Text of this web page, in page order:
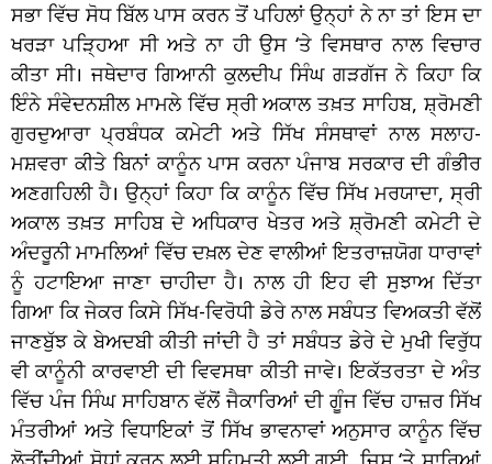
ਸਭਾ ਵਿੱਚ ਸੋਧ ਬਿੱਲ ਪਾਸ ਕਰਨ ਤੋਂ ਪਹਿਲਾਂ ਉਨ੍ਹਾਂ ਨੇ ਨਾ ਤਾਂ ਇਸ ਦਾ
ਖਰੜਾ ਪੜ੍ਹਿਆ ਸੀ ਅਤੇ ਨਾ ਹੀ ਉਸ ‘ਤੇ ਵਿਸਥਾਰ ਨਾਲ ਵਿਚਾਰ
ਕੀਤਾ ਸੀ। ਜਥੇਦਾਰ ਗਿਆਨੀ ਕੁਲਦੀਪ ਸਿੰਘ ਗੜਗੱਜ ਨੇ ਕਿਹਾ ਕਿ
ਇੰਨੇ ਸੰਵੇਦਨਸ਼ੀਲ ਮਾਮਲੇ ਵਿੱਚ ਸ੍ਰੀ ਅਕਾਲ ਤਖ਼ਤ ਸਾਹਿਬ, ਸ਼੍ਰੋਮਣੀ
ਗੁਰਦੁਆਰਾ ਪ੍ਰਬੰਧਕ ਕਮੇਟੀ ਅਤੇ ਸਿੱਖ ਸੰਸਥਾਵਾਂ ਨਾਲ ਸਲਾਹ-
ਮਸ਼ਵਰਾ ਕੀਤੇ ਬਿਨਾਂ ਕਾਨੂੰਨ ਪਾਸ ਕਰਨਾ ਪੰਜਾਬ ਸਰਕਾਰ ਦੀ ਗੰਭੀਰ
ਅਣਗਹਿਲੀ ਹੈ। ਉਨ੍ਹਾਂ ਕਿਹਾ ਕਿ ਕਾਨੂੰਨ ਵਿੱਚ ਸਿੱਖ ਮਰਯਾਦਾ, ਸ੍ਰੀ
ਅਕਾਲ ਤਖ਼ਤ ਸਾਹਿਬ ਦੇ ਅਧਿਕਾਰ ਖੇਤਰ ਅਤੇ ਸ਼੍ਰੋਮਣੀ ਕਮੇਟੀ ਦੇ
ਅੰਦਰੂਨੀ ਮਾਮਲਿਆਂ ਵਿੱਚ ਦਖ਼ਲ ਦੇਣ ਵਾਲੀਆਂ ਇਤਰਾਜ਼ਯੋਗ ਧਾਰਾਵਾਂ
ਨੂੰ ਹਟਾਇਆ ਜਾਣਾ ਚਾਹੀਦਾ ਹੈ। ਨਾਲ ਹੀ ਇਹ ਵੀ ਸੁਝਾਅ ਦਿੱਤਾ
ਗਿਆ ਕਿ ਜੇਕਰ ਕਿਸੇ ਸਿੱਖ-ਵਿਰੋਧੀ ਡੇਰੇ ਨਾਲ ਸਬੰਧਤ ਵਿਅਕਤੀ ਵੱਲੋਂ
ਜਾਣਬੁੱਝ ਕੇ ਬੇਅਦਬੀ ਕੀਤੀ ਜਾਂਦੀ ਹੈ ਤਾਂ ਸਬੰਧਤ ਡੇਰੇ ਦੇ ਮੁਖੀ ਵਿਰੁੱਧ
ਵੀ ਕਾਨੂੰਨੀ ਕਾਰਵਾਈ ਦੀ ਵਿਵਸਥਾ ਕੀਤੀ ਜਾਵੇ। ਇਕੱਤਰਤਾ ਦੇ ਅੰਤ
ਵਿੱਚ ਪੰਜ ਸਿੰਘ ਸਾਹਿਬਾਨ ਵੱਲੋਂ ਜੈਕਾਰਿਆਂ ਦੀ ਗੂੰਜ ਵਿੱਚ ਹਾਜ਼ਰ ਸਿੱਖ
ਮੰਤਰੀਆਂ ਅਤੇ ਵਿਧਾਇਕਾਂ ਤੋਂ ਸਿੱਖ ਭਾਵਨਾਵਾਂ ਅਨੁਸਾਰ ਕਾਨੂੰਨ ਵਿੱਚ